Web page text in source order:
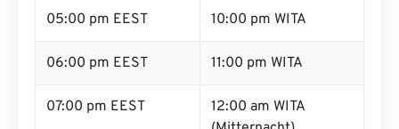
05:00 pm EEST 10:00 pm WITA
06:00 pm EEST 11:00 pm WITA
07:00 pm EEST
12:00 am WITA